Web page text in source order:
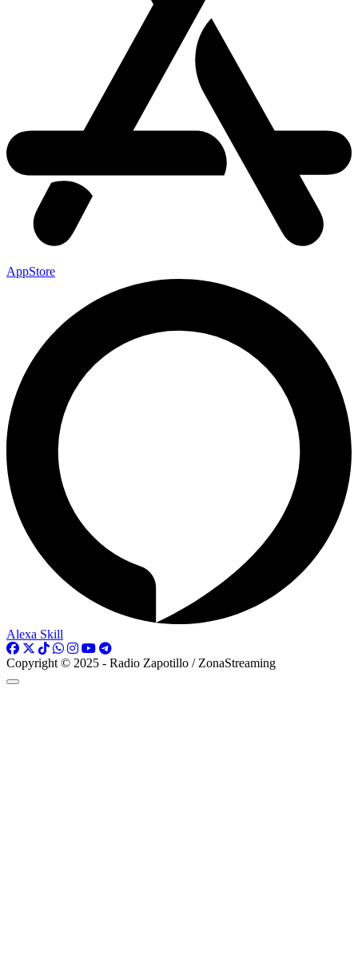
AppStore
Alexa Skill
Copyright © 2025 - Radio Zapotillo / ZonaStreaming